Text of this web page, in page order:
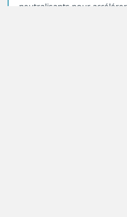
neutralisants pour